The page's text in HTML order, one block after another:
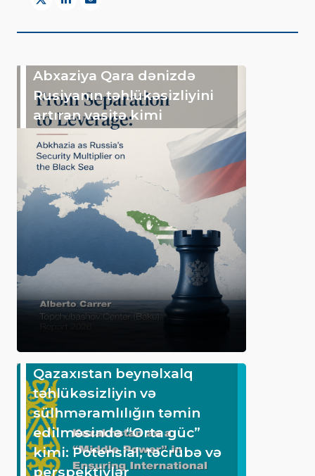
Abxaziya Qara dənizdə
Rusiyanın təhlükəsizliyini
artıran vasitə kimi
Qazaxıstan beynəlxalq
təhlükəsizliyin və
sülhməramlılığın təmin
edilməsində “Orta güc”
kimi: Potensial, təcrübə və
perspektivlər